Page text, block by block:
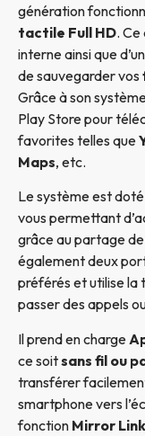
génération
tactile Full HD. Ce
interne ainsi que d’un
de sauvegarder vos
Grâce à son
Play Store pour
favorites telles que
Maps, etc.
Le système est doté
vous permettant
grâce au partage
également deux
préférés et utilise la
passer des appels
Il prend en charge
ce soitsans fil ou
transférer
smartphone vers
fonction Mirror Link